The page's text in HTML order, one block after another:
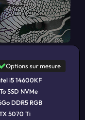
Options sur mesure
i5 14600KF
SSD NVMe
DDR5 RGB
5070 Ti